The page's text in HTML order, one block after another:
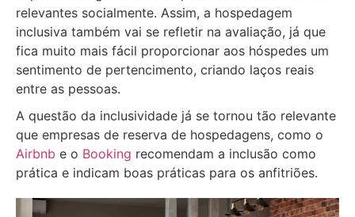
relevantes socialmente. Assim, a hospedagem
inclusiva também vai se refletir na avaliação, já que
fica muito mais fácil proporcionar aos hóspedes um
sentimento de pertencimento, criando laços reais
entre as pessoas.
A questão da inclusividade já se tornou tão relevante
que empresas de reserva de hospedagens, como o
Airbnb e o Booking recomendam a inclusão como
prática e indicam boas práticas para os anfitriões.